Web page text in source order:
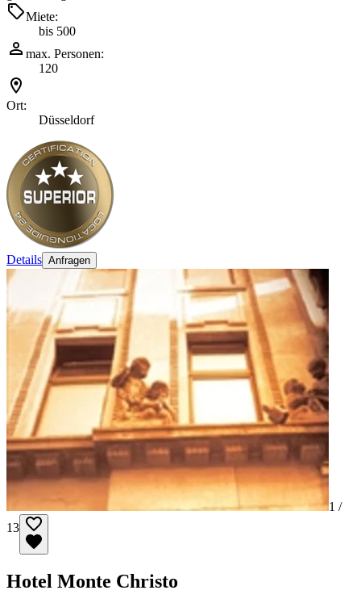
Miete:
bis 500
max. Personen:
120
Ort:
Düsseldorf
Details Anfragen
1 /
13
Hotel Monte Christo